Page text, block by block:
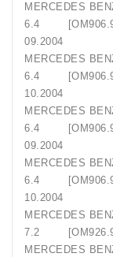
MERCEDES
6.4
MERCEDES
6.4
MERCEDES
6.4
MERCEDES
6.4
MERCEDES
7.2
MERCEDES